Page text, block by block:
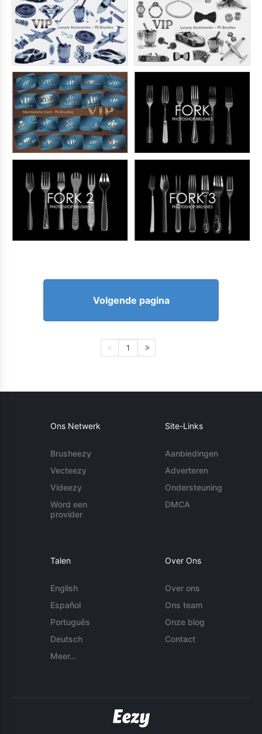
Volgende pagina
1
Ons Netwerk
Brusheezy
Vecteezy
Videezy
Word een
provider
Site-Links
Aanbiedingen
Adverteren
Ondersteuning
DMCA
Talen
English
Español
Português
Deutsch
Meer...
Over Ons
Over ons
Ons team
Onze blog
Contact